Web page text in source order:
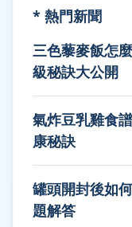
* 熱門新聞
三色藜麥飯怎
級秘訣大公開
氣炸豆乳雞食
康秘訣
罐頭開封後如
題解答